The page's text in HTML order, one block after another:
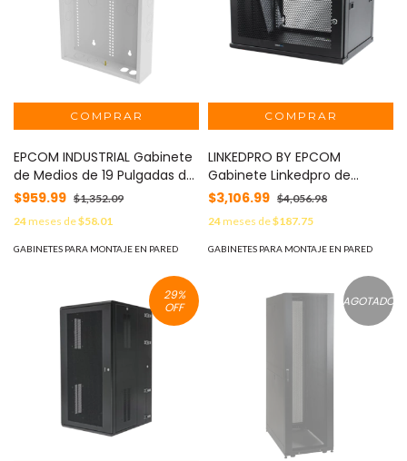
EPCOM INDUSTRIAL Gabinete
de Medios de 19 Pulgadas de
alto, para Empotrar en Pared
(360 x 478 x 95 mm). MOD:
EI-GTR-19
$959.99 $1,352.09
24meses de$58.01
GABINETES PARA MONTAJE EN PARED
LINKEDPRO BY EPCOM
Gabinete Linkedpro de
Montaje en Pared, 19in,
Puerta Perforada, 6 UR, 450
mm de Profundidad, Color
Negro LW-06-05-06-UB
$3,106.99 $4,056.98
24meses de$187.75
GABINETES PARA MONTAJE EN PARED
29%
OFF
AGOTADO